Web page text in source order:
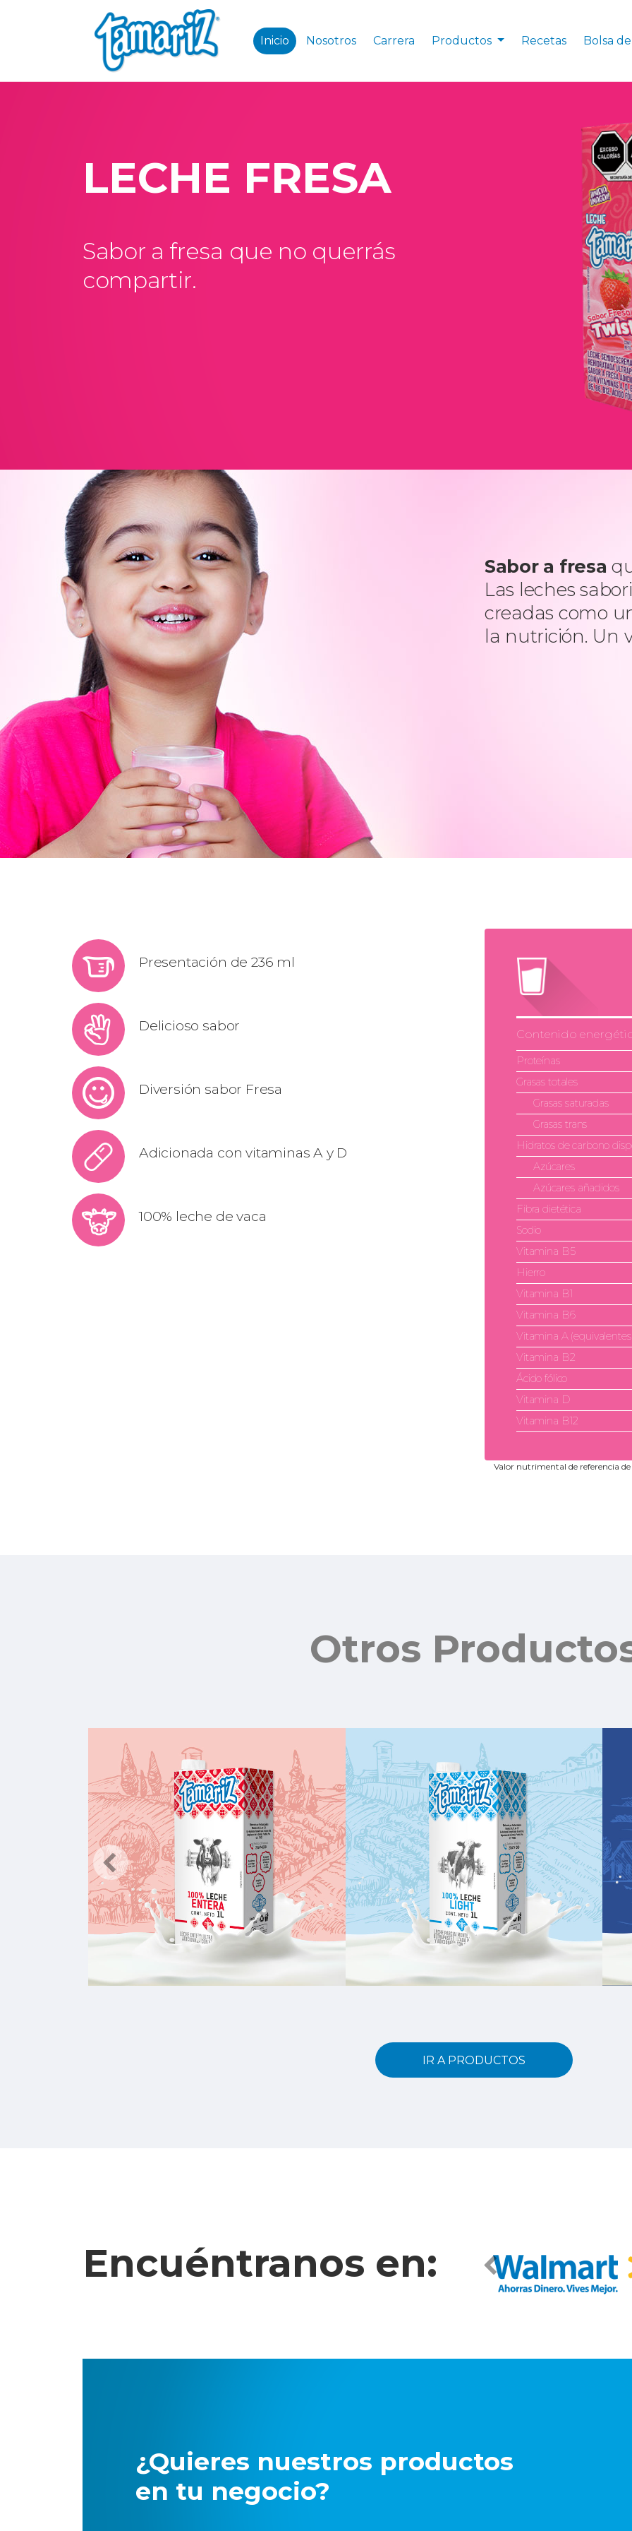
Inicio Nosotros Carrera Productos Recetas Bolsa
LECHE FRESA
Sabor a fresa que no querrás
compartir.
Sabor a fresa
Las leches
creadas como
la nutrición. Un
Presentación de 236 ml
Delicioso sabor
Diversión sabor Fresa
Adicionada con vitaminas A y D
100% leche de vaca
Contenido
Proteínas
Grasas totales
Grasas saturadas
Grasas trans
Hidratos de carbono
Azúcares
Azúcares añadidos
Fibra dietética
Sodio
Vitamina B5
Hierro
Vitamina B1
Vitamina B6
Vitamina A
Vitamina B2
Ácido fólico
Vitamina D
Vitamina B12
Valor nutrimental de referencia
Otros
IR A PRODUCTOS
Encuéntranos en:
¿Quieres nuestros productos
en tu negocio?